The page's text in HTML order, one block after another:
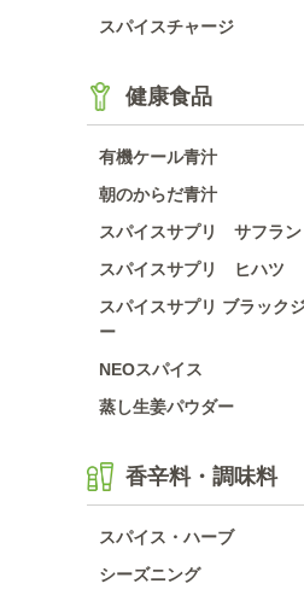
スパイスチャージ
健康食品
有機ケール青汁
朝のからだ青汁
スパイスサプリ サフラン
スパイスサプリ ヒハツ
スパイスサプリ ブラック
ー
NEOスパイス
蒸し生姜パウダー
香辛料・調味料
スパイス・ハーブ
シーズニング